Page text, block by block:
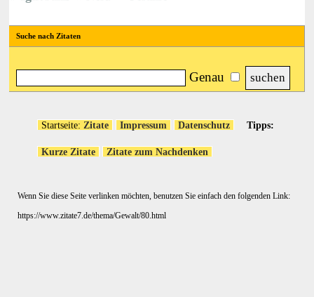
Suche nach Zitaten
Genau
Startseite: Zitate Impressum Datenschutz Tipps:
Kurze Zitate Zitate zum Nachdenken
Wenn Sie diese Seite verlinken möchten, benutzen Sie einfach den folgenden Link:
https://www.zitate7.de/thema/Gewalt/80.html